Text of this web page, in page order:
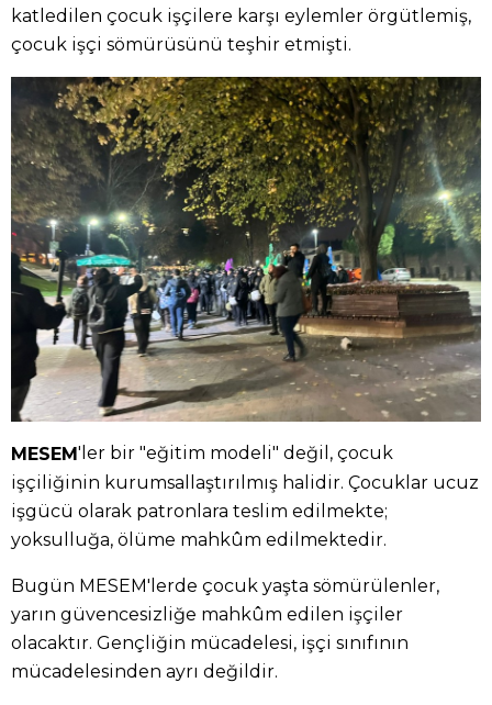
katledilen çocuk işçilere karşı eylemler örgütlemiş,
çocuk işçi sömürüsünü teşhir etmişti.
MESEM'ler bir "eğitim modeli" değil, çocuk
işçiliğinin kurumsallaştırılmış halidir. Çocuklar ucuz
işgücü olarak patronlara teslim edilmekte;
yoksulluğa, ölüme mahkûm edilmektedir.
Bugün MESEM'lerde çocuk yaşta sömürülenler,
yarın güvencesizliğe mahkûm edilen işçiler
olacaktır. Gençliğin mücadelesi, işçi sınıfının
mücadelesinden ayrı değildir.